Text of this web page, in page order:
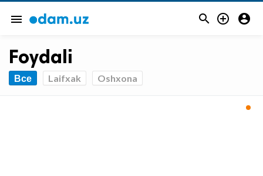
menu   
Foydali
Все Laifxak Oshxona